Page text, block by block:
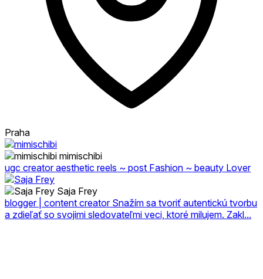
Praha
mimischibi
ugc creator aesthetic reels ~ post Fashion ~ beauty Lover
Saja Frey
blogger | content creator Snažím sa tvoriť autentickú tvorbu
a zdieľať so svojimi sledovateľmi veci, ktoré milujem. Zakl...